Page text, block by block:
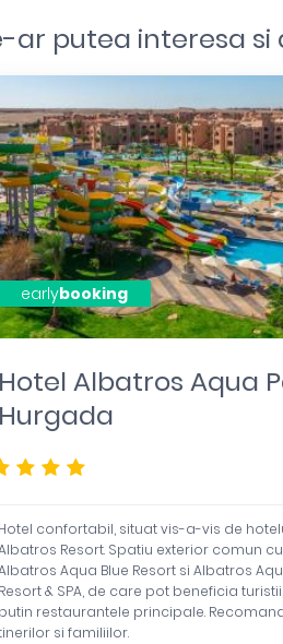
ar putea interesa
Hotel Albatros Aqua
Hurgada
earlybooking
Hotel confortabil, situat vis-a-vis de
Resort. Spatiu exterior comun cu
Aqua Blue Resort si Albatros
Resort & SPA, de care pot beneficia
putin restaurantele principale.
si familiilor.